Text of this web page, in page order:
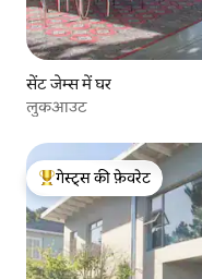
सेंट जेम्स में घर
लुकआउट
गेस्ट्स का टॉप फ़ेवरेट
गेस्ट्स की फ़ेवरेट